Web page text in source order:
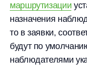
маршрутизации
назначения
то в заявки,
будут по
наблюдателями